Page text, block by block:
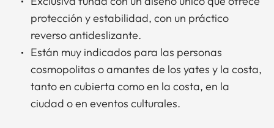
protección y estabilidad, con un práctico
reverso antideslizante.
Están muy indicados para las personas
cosmopolitas o amantes de los yates y la costa,
tanto en cubierta como en la costa, en la
ciudad o en eventos culturales.